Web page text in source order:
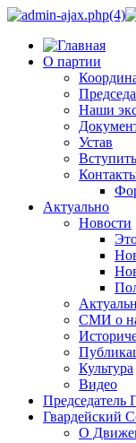
О партии
Наши
Устав
Актуально
Новости
СМИ о
Культура
Видео
Председатель
Гвардейский
О